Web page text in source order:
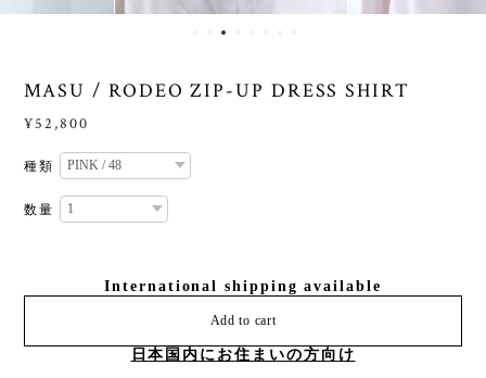
MASU / RODEO ZIP-UP DRESS SHIRT
¥52,800
種類
数量
International shipping available
Add to cart
日本国内にお住まいの方向け